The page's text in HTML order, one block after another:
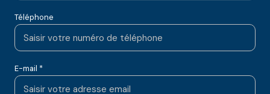
Téléphone
E-mail *